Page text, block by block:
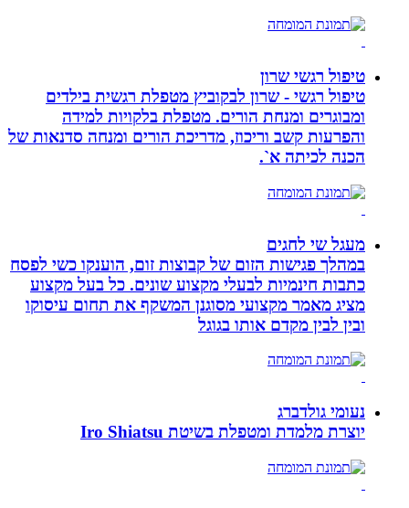
טיפול רגשי שרון
טיפול רגשי - שרון לבקוביץ מטפלת רגשית בילדים
ומבוגרים ומנחת הורים. מטפלת בלקויות למידה
והפרעות קשב וריכוז, מדריכת הורים ומנחה סדנאות של
הכנה לכיתה א`.
מעגל שי לחגים
במהלך פגישות הזום של קבוצות זום, הוענקו כשי לפסח
כתבות חינמיות לבעלי מקצוע שונים. כל בעל מקצוע
מציג מאמר מקצועי מסוגנן המשקף את תחום עיסוקו
ובין לבין מקדם אותו בגוגל
נעומי גולדברג
יוצרת מלמדת ומטפלת בשיטת Iro Shiatsu